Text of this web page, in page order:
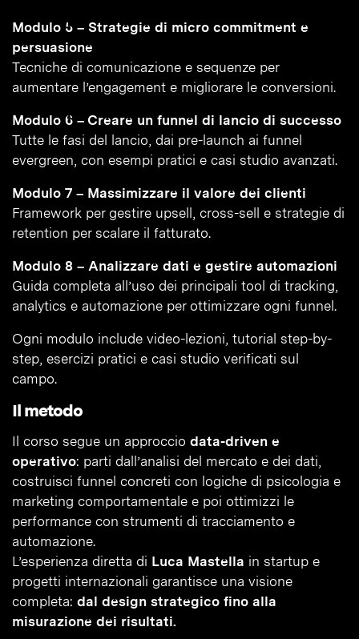
Modulo 5 – Strategie di micro commitment e
persuasione
Tecniche di comunicazione e sequenze per
aumentare l’engagement e migliorare le conversioni.
Modulo 6 – Creare un funnel di lancio di successo
Tutte le fasi del lancio, dai pre-launch ai funnel
evergreen, con esempi pratici e casi studio avanzati.
Modulo 7 – Massimizzare il valore dei clienti
Framework per gestire upsell, cross-sell e strategie di
retention per scalare il fatturato.
Modulo 8 – Analizzare dati e gestire automazioni
Guida completa all’uso dei principali tool di tracking,
analytics e automazione per ottimizzare ogni funnel.
Ogni modulo include video-lezioni, tutorial step-by-
step, esercizi pratici e casi studio verificati sul
campo.
Il metodo
Il corso segue un approccio data-driven e
operativo: parti dall’analisi del mercato e dei dati,
costruisci funnel concreti con logiche di psicologia e
marketing comportamentale e poi ottimizzi le
performance con strumenti di tracciamento e
automazione.
L’esperienza diretta di Luca Mastella in startup e
progetti internazionali garantisce una visione
completa: dal design strategico fino alla
misurazione dei risultati.